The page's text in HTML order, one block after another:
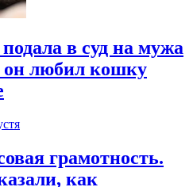
в суд на мужа
он любил кошку
грамотность.
как